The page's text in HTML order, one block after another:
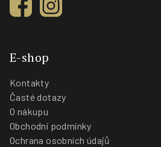
E-shop
Kontakty
Časté dotazy
O nákupu
Obchodní podmínky
Ochrana osobních údajů